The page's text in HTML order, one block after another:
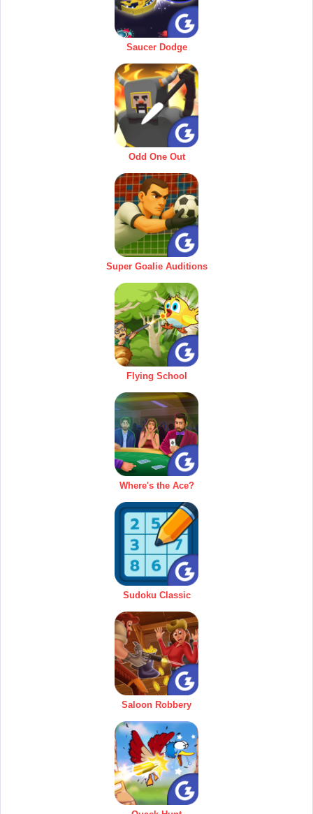
Saucer Dodge
Odd One Out
Super Goalie Auditions
Flying School
Where's the Ace?
Sudoku Classic
Saloon Robbery